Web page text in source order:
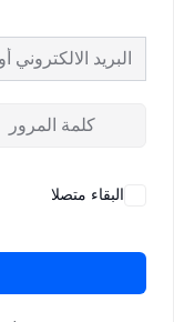
البقاء متصلا